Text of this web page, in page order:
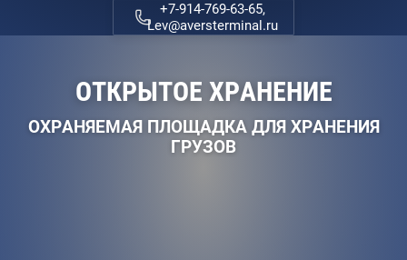
ПЕРЕВАЛКА ГРУЗОВ
РАБОТА С ЛЮБЫМИ ВИДАМИ ГРУЗОВ
+7-914-769-63-65,
Lev@aversterminal.ru